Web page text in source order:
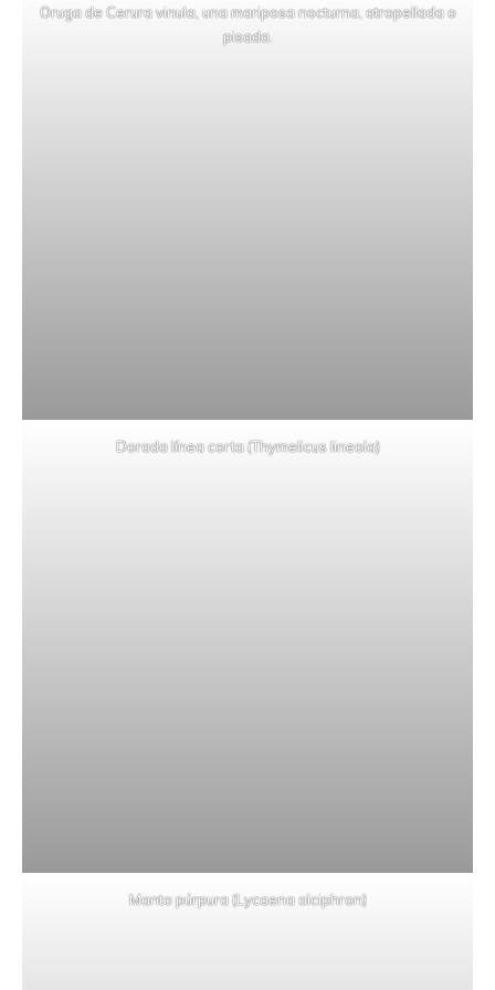
Oruga de Cerura vinula, una mariposa nocturna, atropellada o
pisada.
Dorada línea corta (Thymelicus lineola)
Manto púrpura (Lycaena alciphron)